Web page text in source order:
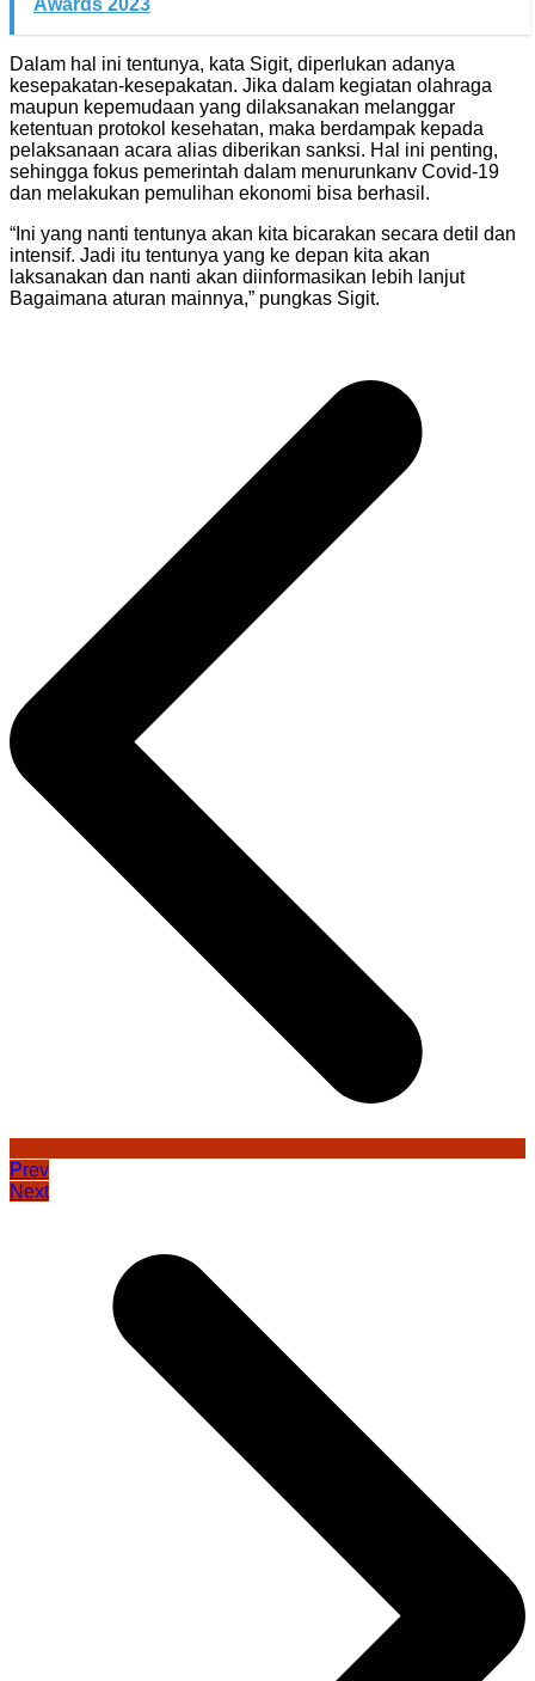
Dalam hal ini tentunya, kata Sigit, diperlukan adanya
kesepakatan-kesepakatan. Jika dalam kegiatan olahraga
maupun kepemudaan yang dilaksanakan melanggar
ketentuan protokol kesehatan, maka berdampak kepada
pelaksanaan acara alias diberikan sanksi. Hal ini penting,
sehingga fokus pemerintah dalam menurunkanv Covid-19
dan melakukan pemulihan ekonomi bisa berhasil.
“Ini yang nanti tentunya akan kita bicarakan secara detil dan
intensif. Jadi itu tentunya yang ke depan kita akan
laksanakan dan nanti akan diinformasikan lebih lanjut
Bagaimana aturan mainnya,” pungkas Sigit.
Prev
Next